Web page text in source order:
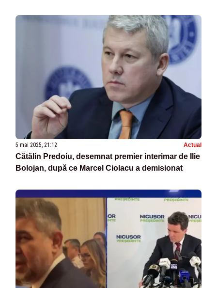
5 mai 2025, 21:12 Actual
Cătălin Predoiu, desemnat premier interimar de Ilie
Bolojan, după ce Marcel Ciolacu a demisionat